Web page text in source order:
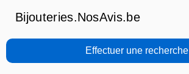
Bijouteries.NosAvis.be
Effectuer une recherche